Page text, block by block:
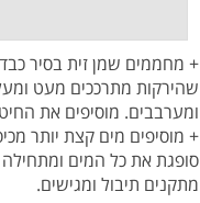
שהירקות מתרככים מעט
ומערבבים. מוסיפים את החיטה, מאדים 2-3 דקות
+ מוסיפים מים קצת יותר
סופגת את כל המים
מתקנים תיבול ומגישים.